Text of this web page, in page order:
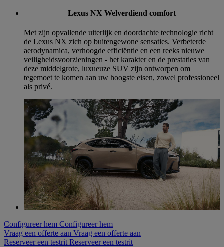
Lexus NX Welverdiend comfort
Met zijn opvallende uiterlijk en doordachte technologie richt
de Lexus NX zich op buitengewone sensaties. Verbeterde
aerodynamica, verhoogde efficiëntie en een reeks nieuwe
veiligheidsvoorzieningen - het karakter en de prestaties van
deze middelgrote, luxueuze SUV zijn ontworpen om
tegemoet te komen aan uw hoogste eisen, zowel professioneel
als privé.
Configureer hem Configureer hem
Vraag een offerte aan Vraag een offerte aan
Reserveer een testrit Reserveer een testrit